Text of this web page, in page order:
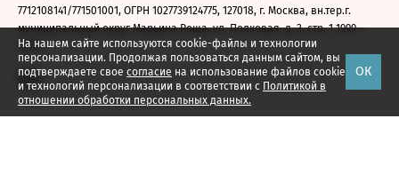
На нашем сайте используются cookie-файлы и технологии
персонализации. Продолжая пользоваться данным сайтом, вы
подтверждаете свое согласие на использование файлов cookie
и технологий персонализации в соответствии с Политикой в
отношении обработки персональных данных.
ОК
7712108141/771501001, ОГРН 1027739124775, 127018, г. Москва, вн.тер.г.
муниципальный округ Марьина Роща, ул. Полковая, д. 3, стр. 1 1999—
2026